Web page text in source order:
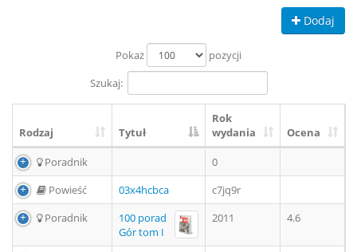
Dodaj
Pokaż
pozycji
Szukaj:
Rodzaj Tytuł
Rok
wydania
Ocena
Poradnik
0
Powieść
03x4hcbca
c7jq9r
Poradnik
100 porad
Gór tom I
2011 4.6